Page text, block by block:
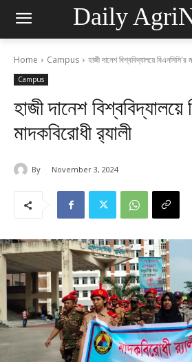
Daily
Home Campus হাজী দানেশ বিশ্ববিদ্যালয়ে বিএনসিসি'র
Campus
হাজী দানেশ বিশ্ববিদ্যালয়ে
মাদকবিরোধী র‍্যালী
By November 3, 2024